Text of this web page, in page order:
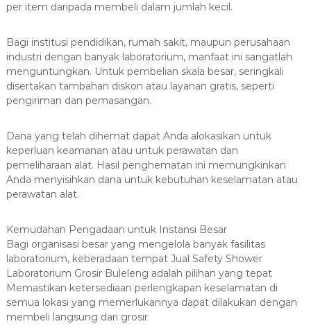
per item daripada membeli dalam jumlah kecil.
Bagi institusi pendidikan, rumah sakit, maupun perusahaan
industri dengan banyak laboratorium, manfaat ini sangatlah
menguntungkan. Untuk pembelian skala besar, seringkali
disertakan tambahan diskon atau layanan gratis, seperti
pengiriman dan pemasangan.
Dana yang telah dihemat dapat Anda alokasikan untuk
keperluan keamanan atau untuk perawatan dan
pemeliharaan alat. Hasil penghematan ini memungkinkan
Anda menyisihkan dana untuk kebutuhan keselamatan atau
perawatan alat.
Kemudahan Pengadaan untuk Instansi Besar
Bagi organisasi besar yang mengelola banyak fasilitas
laboratorium, keberadaan tempat Jual Safety Shower
Laboratorium Grosir Buleleng adalah pilihan yang tepat
Memastikan ketersediaan perlengkapan keselamatan di
semua lokasi yang memerlukannya dapat dilakukan dengan
membeli langsung dari grosir